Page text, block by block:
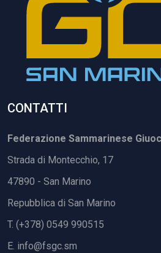
CONTATTI
Federazione Sammarinese
Strada di Montecchio, 17
47890 - San Marino
Repubblica di San Marino
T. (+378) 0549 990515
E. info@fsgc.sm